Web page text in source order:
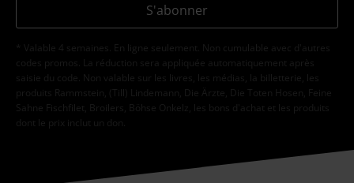
S'abonner
* Valable 4 semaines. En ligne seulement. Non cumulable avec d'autres
codes promos. La réduction sera appliquée automatiquement après
saisie du code. Non valable sur les livres, les médias, la billetterie, les
produits Rammstein, (Till) Lindemann, Die Ärzte, Die Toten Hosen, Feine
Sahne Fischfilet, Broilers, Böhse Onkelz, les bons d'achat et les produits
dont le prix inclut un don.